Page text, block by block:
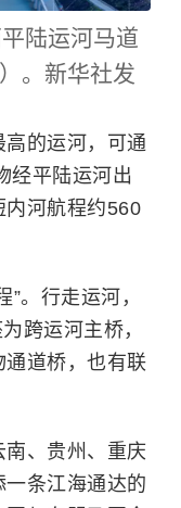
陆运河马道
。新华社发
的运河，可通
经平陆运河出
内河航程约560
。行走运河，
跨运河主桥，
道桥，也有联
、贵州、重庆
条江海通达的